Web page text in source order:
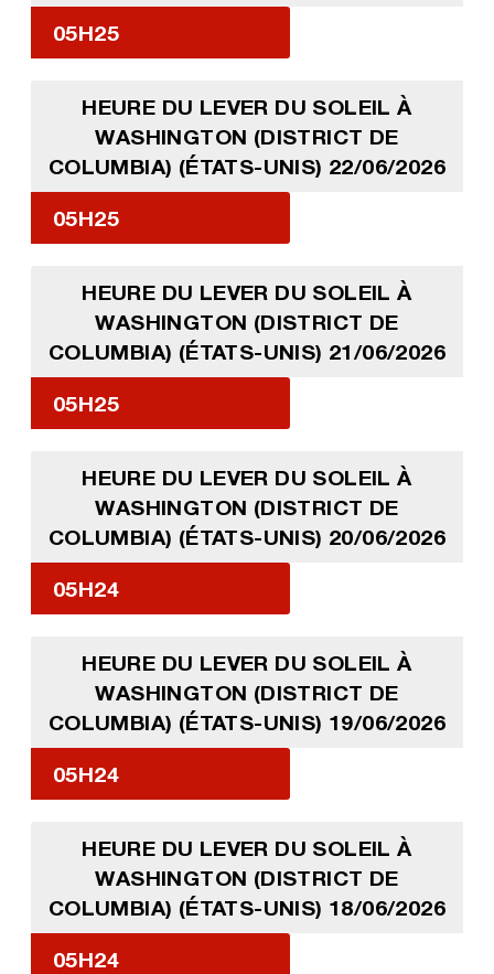
05H25
HEURE DU LEVER DU SOLEIL À
WASHINGTON (DISTRICT DE
COLUMBIA) (ÉTATS-UNIS) 22/06/2026
05H25
HEURE DU LEVER DU SOLEIL À
WASHINGTON (DISTRICT DE
COLUMBIA) (ÉTATS-UNIS) 21/06/2026
05H25
HEURE DU LEVER DU SOLEIL À
WASHINGTON (DISTRICT DE
COLUMBIA) (ÉTATS-UNIS) 20/06/2026
05H24
HEURE DU LEVER DU SOLEIL À
WASHINGTON (DISTRICT DE
COLUMBIA) (ÉTATS-UNIS) 19/06/2026
05H24
HEURE DU LEVER DU SOLEIL À
WASHINGTON (DISTRICT DE
COLUMBIA) (ÉTATS-UNIS) 18/06/2026
05H24